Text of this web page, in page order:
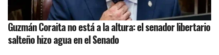
Guzmán Coraita no está a la altura: el senador libertario
salteño hizo agua en el Senado